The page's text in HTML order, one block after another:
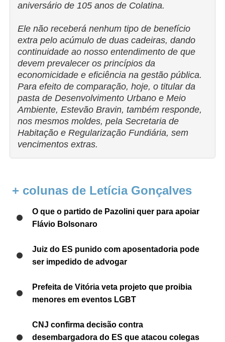
aniversário de 105 anos de Colatina.
Ele não receberá nenhum tipo de benefício
extra pelo acúmulo de duas cadeiras, dando
continuidade ao nosso entendimento de que
devem prevalecer os princípios da
economicidade e eficiência na gestão pública.
Para efeito de comparação, hoje, o titular da
pasta de Desenvolvimento Urbano e Meio
Ambiente, Estevão Bravin, também responde,
nos mesmos moldes, pela Secretaria de
Habitação e Regularização Fundiária, sem
vencimentos extras.
+ colunas de Letícia Gonçalves
O que o partido de Pazolini quer para apoiar
Flávio Bolsonaro
Juiz do ES punido com aposentadoria pode
ser impedido de advogar
Prefeita de Vitória veta projeto que proibia
menores em eventos LGBT
CNJ confirma decisão contra
desembargadora do ES que atacou colegas